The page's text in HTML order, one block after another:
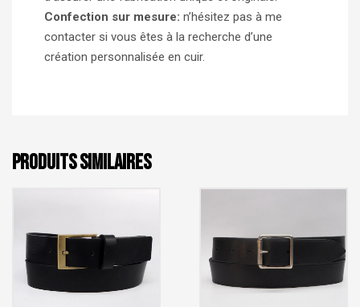
Confection sur mesure: n’hésitez pas à me
contacter si vous êtes à la recherche d’une
création personnalisée en cuir.
PRODUITS SIMILAIRES